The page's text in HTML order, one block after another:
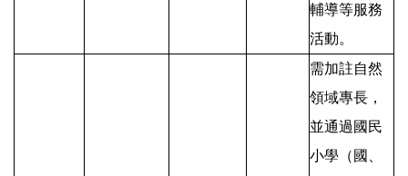
輔導等服務
活動。
需加註自然
領域專長，
並通過國民
小學（國、